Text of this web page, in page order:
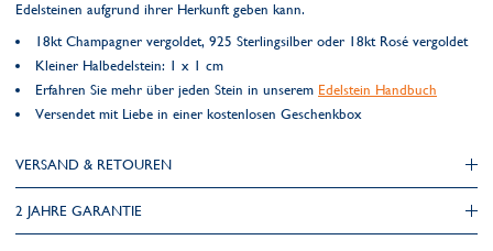
Edelsteinen aufgrund ihrer Herkunft geben kann.
18kt Champagner vergoldet, 925 Sterlingsilber oder 18kt Rosé vergoldet
Kleiner Halbedelstein: 1 x 1 cm
Erfahren Sie mehr über jeden Stein in unserem Edelstein Handbuch
Versendet mit Liebe in einer kostenlosen Geschenkbox
VERSAND & RETOUREN
2 JAHRE GARANTIE